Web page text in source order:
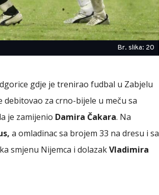
Br. slika: 20
gdje je trenirao fudbal u Zabjelu
debitovao za crno-bijele u meču sa
je zamijenio Damira Čakara. Na
a omladinac sa brojem 33 na dresu i sa
smjenu Nijemca i dolazakVladimira